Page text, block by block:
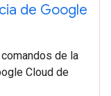
de Google
de la
Cloud de